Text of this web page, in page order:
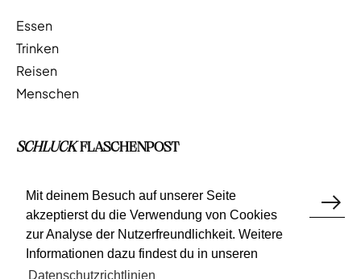
Mit deinem Besuch auf unserer Seite
akzeptierst du die Verwendung von Cookies
zur Analyse der Nutzerfreundlichkeit. Weitere
Informationen dazu findest du in unseren
Datenschutzrichtlinien
Essen
Trinken
Reisen
Menschen
SCHLUCKFLASCHENPOST